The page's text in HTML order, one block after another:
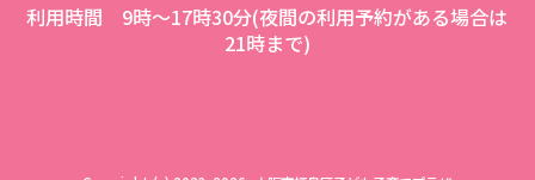
利用時間 9時～17時30分(夜間の利用予約がある場合は
21時まで)